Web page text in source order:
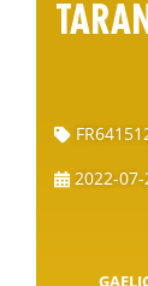
2022-07-